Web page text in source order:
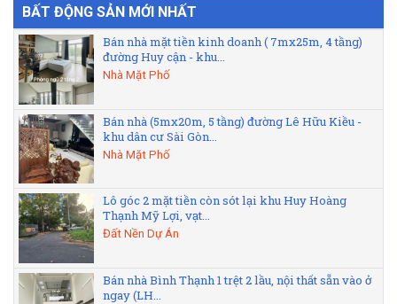
BẤT ĐỘNG SẢN MỚI NHẤT
Bán nhà mặt tiền kinh doanh ( 7mx25m, 4 tầng)
đường Huy cận - khu...
Nhà Mặt Phố
Bán nhà (5mx20m, 5 tầng) đường Lê Hữu Kiều -
khu dân cư Sài Gòn...
Nhà Mặt Phố
Lô góc 2 mặt tiền còn sót lại khu Huy Hoàng
Thạnh Mỹ Lợi, vạt...
Đất Nền Dự Án
Bán nhà Bình Thạnh 1 trệt 2 lầu, nội thất sẵn vào ở
ngay (LH...